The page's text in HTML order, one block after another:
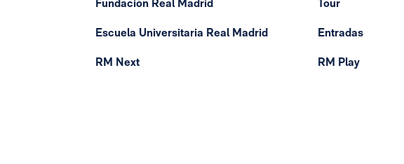
Fundación Real Madrid
Escuela Universitaria Real Madrid
RM Next
Tour
Entradas
RM Play